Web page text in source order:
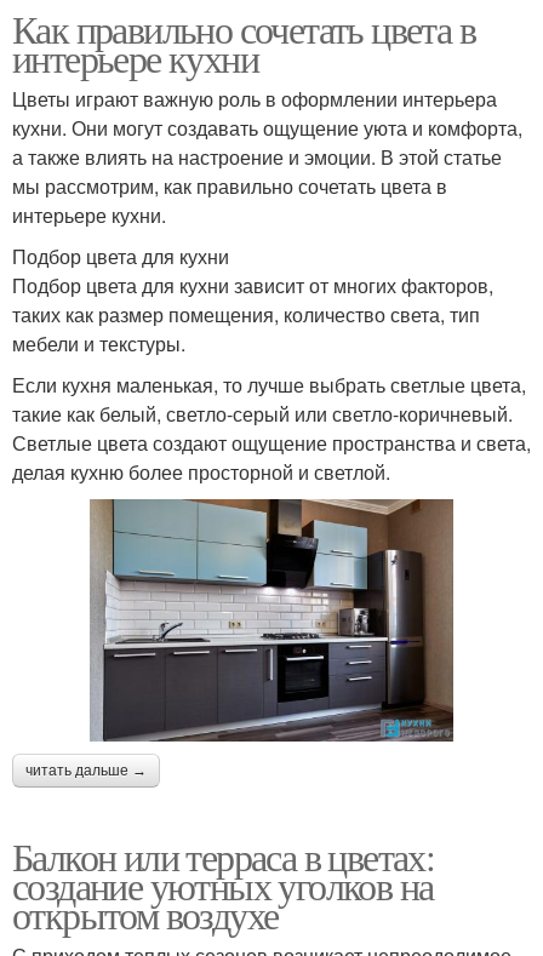
Как правильно сочетать цвета в
интерьере кухни
Цветы играют важную роль в оформлении интерьера
кухни. Они могут создавать ощущение уюта и комфорта,
а также влиять на настроение и эмоции. В этой статье
мы рассмотрим, как правильно сочетать цвета в
интерьере кухни.
Подбор цвета для кухни
Подбор цвета для кухни зависит от многих факторов,
таких как размер помещения, количество света, тип
мебели и текстуры.
Если кухня маленькая, то лучше выбрать светлые цвета,
такие как белый, светло-серый или светло-коричневый.
Светлые цвета создают ощущение пространства и света,
делая кухню более просторной и светлой.
читать дальше →
Балкон или терраса в цветах:
создание уютных уголков на
открытом воздухе